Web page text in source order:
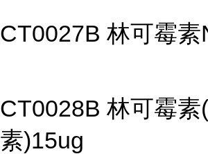
CT0027B 林可霉素
CT0028B 林可霉素
素)15ug